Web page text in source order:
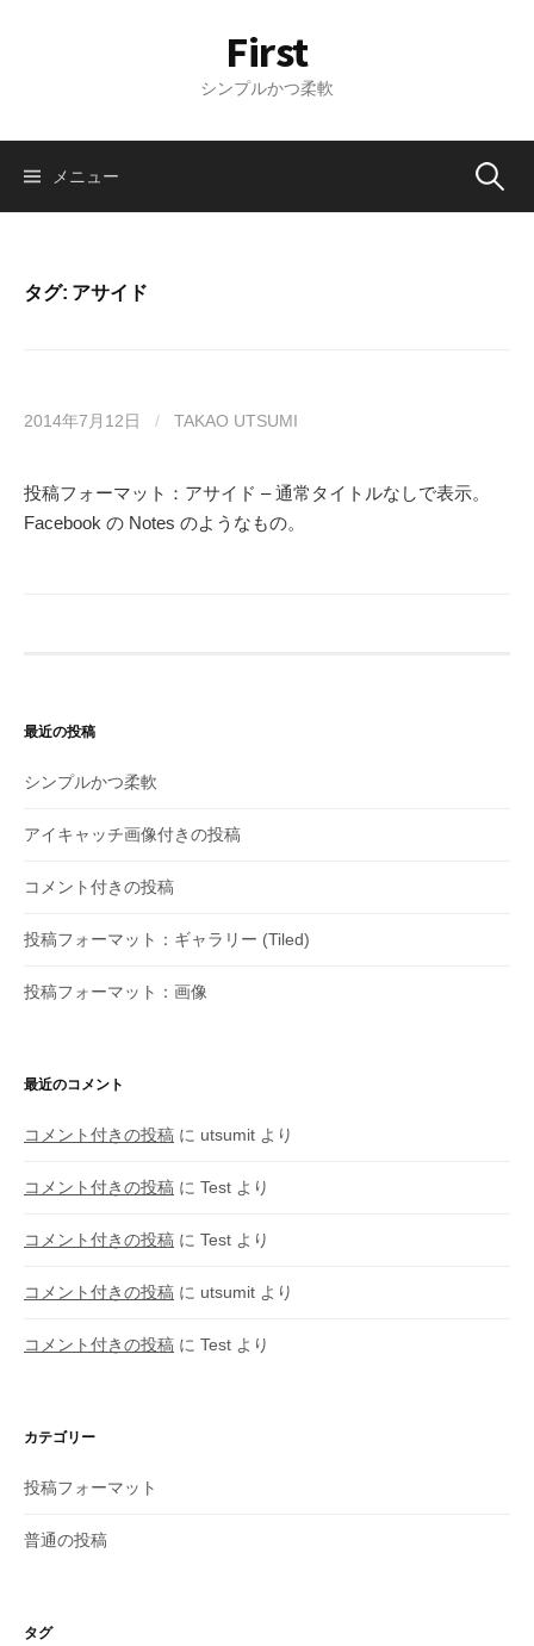
First
シンプルかつ柔軟
メニュー 検
タグ: アサイド
2014年7月12日 / TAKAO UTSUMI
投稿フォーマット：アサイド – 通常タイトルなしで表示。
Facebook の Notes のようなもの。
最近の投稿
シンプルかつ柔軟
アイキャッチ画像付きの投稿
コメント付きの投稿
投稿フォーマット：ギャラリー (Tiled)
投稿フォーマット：画像
最近のコメント
コメント付きの投稿 に utsumit より
コメント付きの投稿 に Test より
コメント付きの投稿 に Test より
コメント付きの投稿 に utsumit より
コメント付きの投稿 に Test より
カテゴリー
投稿フォーマット
普通の投稿
タグ